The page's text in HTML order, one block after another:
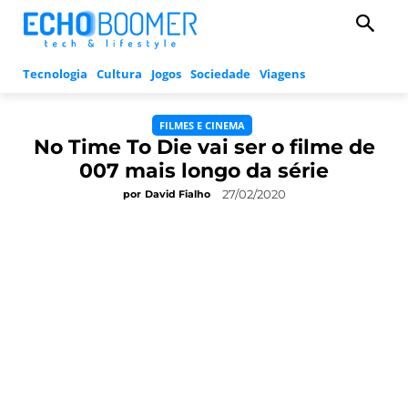
Tecnologia Cultura Jogos Sociedade Viagens
FILMES E CINEMA
No Time To Die vai ser o filme de
007 mais longo da série
por David Fialho 27/02/2020